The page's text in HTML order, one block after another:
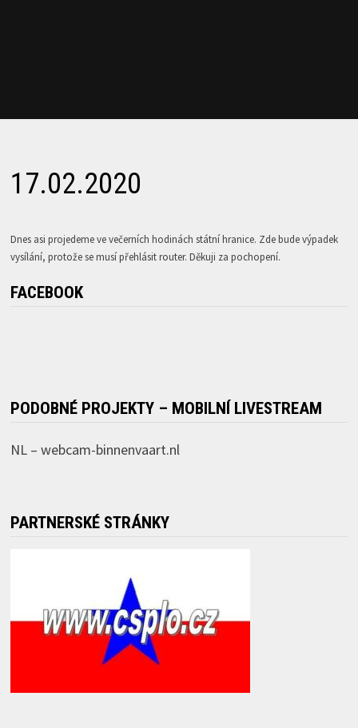
17.02.2020
Dnes asi projedeme ve večerních hodinách státní hranice. Zde bude výpadek
vysílání, protože se musí přehlásit router. Děkuji za pochopení.
FACEBOOK
PODOBNÉ PROJEKTY – MOBILNÍ LIVESTREAM
NL – webcam-binnenvaart.nl
PARTNERSKÉ STRÁNKY